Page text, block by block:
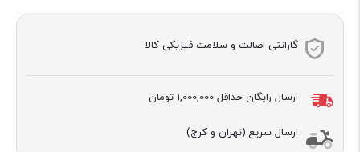
گارانتی اصالت و سلامت فیزیکی کالا
ارسال رایگان حداقل 1,000,000 تومان
ارسال سریع (تهران و کرج)